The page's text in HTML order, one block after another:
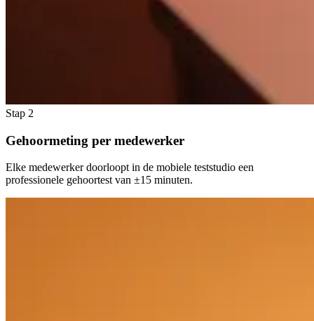
Stap 2
Gehoormeting per medewerker
Elke medewerker doorloopt in de mobiele teststudio een
professionele gehoortest van ±15 minuten.